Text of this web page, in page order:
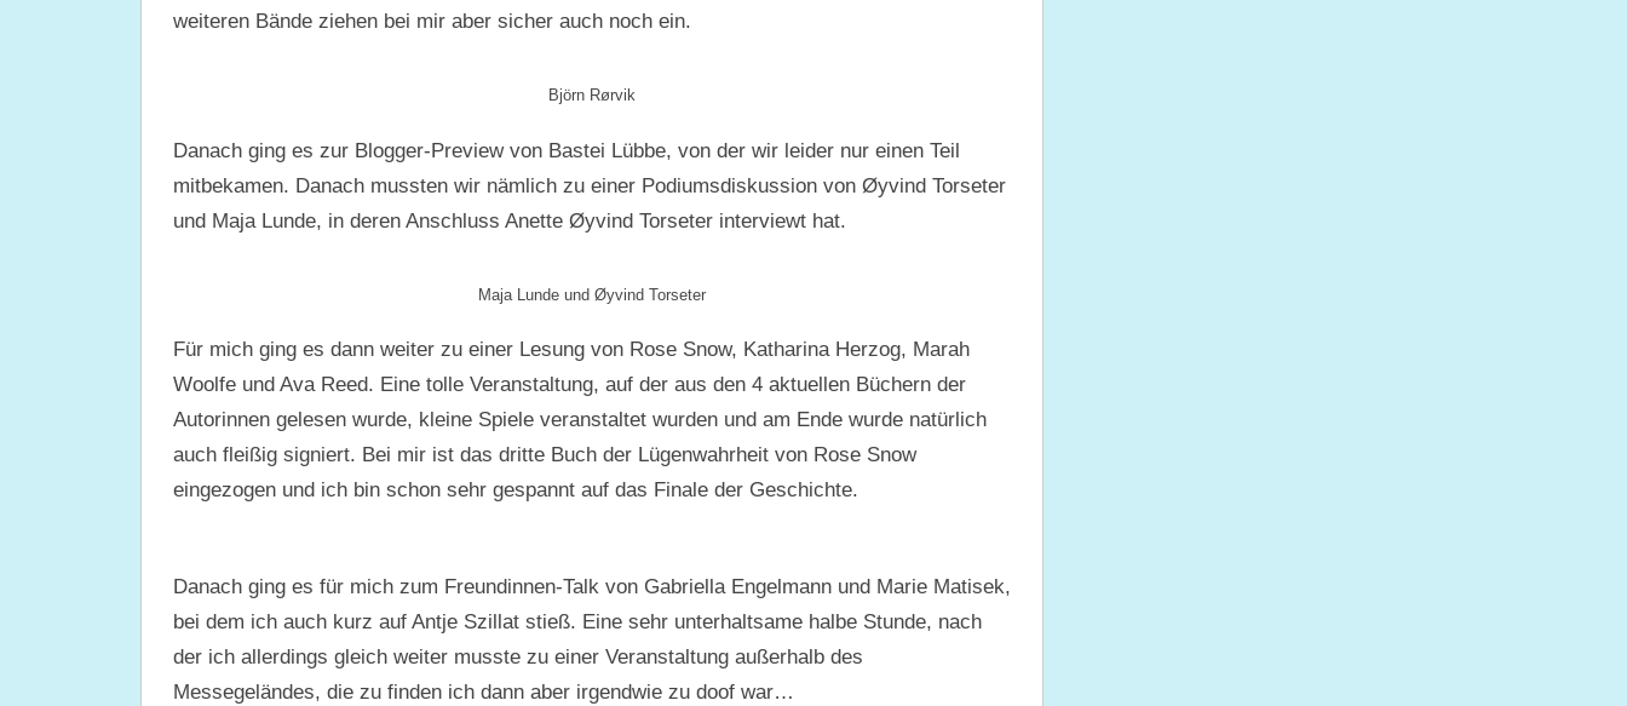
weiteren Bände ziehen bei mir aber sicher auch noch ein.
Björn Rørvik
Danach ging es zur Blogger-Preview von Bastei Lübbe, von der wir leider nur einen Teil
mitbekamen. Danach mussten wir nämlich zu einer Podiumsdiskussion von Øyvind Torseter
und Maja Lunde, in deren Anschluss Anette Øyvind Torseter interviewt hat.
Maja Lunde und Øyvind Torseter
Für mich ging es dann weiter zu einer Lesung von Rose Snow, Katharina Herzog, Marah
Woolfe und Ava Reed. Eine tolle Veranstaltung, auf der aus den 4 aktuellen Büchern der
Autorinnen gelesen wurde, kleine Spiele veranstaltet wurden und am Ende wurde natürlich
auch fleißig signiert. Bei mir ist das dritte Buch der Lügenwahrheit von Rose Snow
eingezogen und ich bin schon sehr gespannt auf das Finale der Geschichte.
Danach ging es für mich zum Freundinnen-Talk von Gabriella Engelmann und Marie Matisek,
bei dem ich auch kurz auf Antje Szillat stieß. Eine sehr unterhaltsame halbe Stunde, nach
der ich allerdings gleich weiter musste zu einer Veranstaltung außerhalb des
Messegeländes, die zu finden ich dann aber irgendwie zu doof war…